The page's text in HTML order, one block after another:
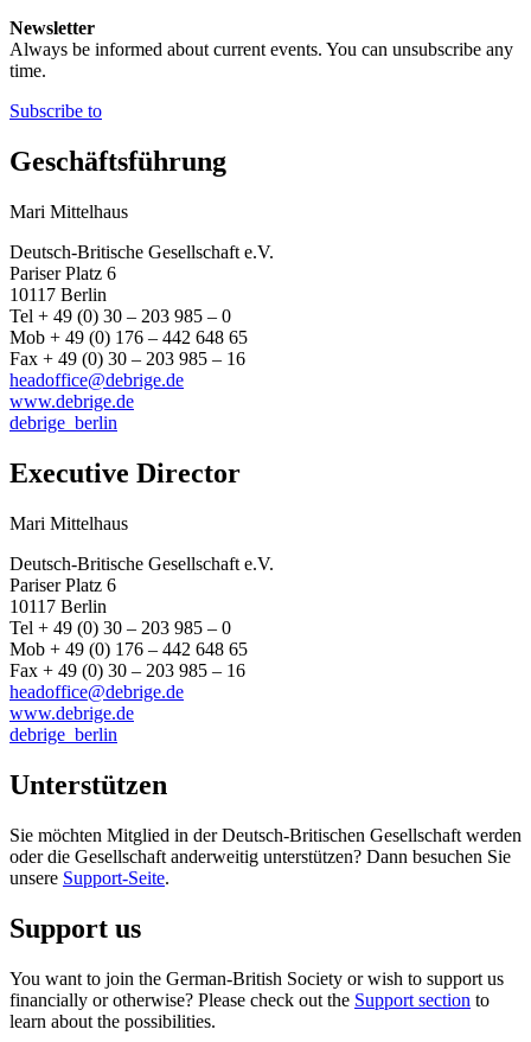
Newsletter
Always be informed about current events. You can unsubscribe any
time.
Subscribe to
Geschäftsführung
Mari Mittelhaus
Deutsch-Britische Gesellschaft e.V.
Pariser Platz 6
10117 Berlin
Tel + 49 (0) 30 – 203 985 – 0
Mob + 49 (0) 176 – 442 648 65
Fax + 49 (0) 30 – 203 985 – 16
headoffice@debrige.de
www.debrige.de
debrige_berlin
Executive Director
Mari Mittelhaus
Deutsch-Britische Gesellschaft e.V.
Pariser Platz 6
10117 Berlin
Tel + 49 (0) 30 – 203 985 – 0
Mob + 49 (0) 176 – 442 648 65
Fax + 49 (0) 30 – 203 985 – 16
headoffice@debrige.de
www.debrige.de
debrige_berlin
Unterstützen
Sie möchten Mitglied in der Deutsch-Britischen Gesellschaft werden
oder die Gesellschaft anderweitig unterstützen? Dann besuchen Sie
unsere Support-Seite.
Support us
You want to join the German-British Society or wish to support us
financially or otherwise? Please check out the Support section to
learn about the possibilities.